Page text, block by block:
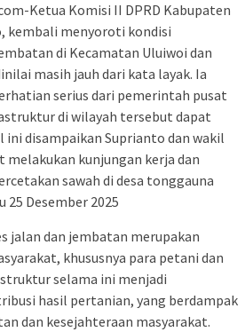
Ketua Komisi II DPRD Kabupaten
kembali menyoroti kondisi
di Kecamatan Uluiwoi dan
masih jauh dari kata layak. Ia
serius dari pemerintah pusat
di wilayah tersebut dapat
ini disampaikan Suprianto dan wakil
melakukan kunjungan kerja dan
sawah di desa tonggauna
25 Desember 2025
jalan dan jembatan merupakan
khususnya para petani dan
selama ini menjadi
hasil pertanian, yang berdampak
dan kesejahteraan masyarakat.